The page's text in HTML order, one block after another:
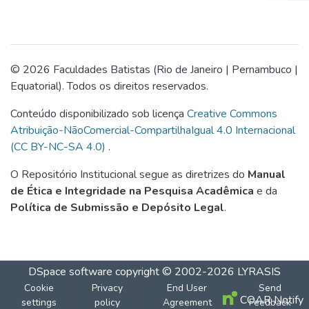
© 2026 Faculdades Batistas (Rio de Janeiro | Pernambuco |
Equatorial). Todos os direitos reservados.
Conteúdo disponibilizado sob licença Creative Commons
Atribuição-NãoComercial-CompartilhaIgual 4.0 Internacional
(CC BY-NC-SA 4.0) .
O Repositório Institucional segue as diretrizes do Manual
de Ética e Integridade na Pesquisa Acadêmica e da
Política de Submissão e Depósito Legal.
DSpace software copyright © 2002-2026 LYRASIS
Cookie
settings
Privacy
policy
End User
Agreement
Send
Feedback
COAR Notify